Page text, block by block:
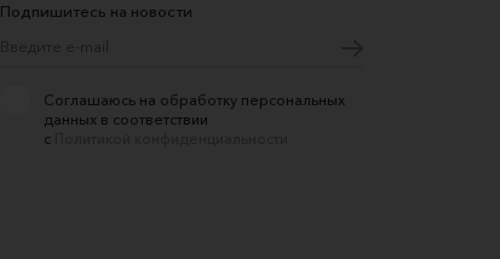
Подпишитесь на новости
Соглашаюсь на обработку персональных
данных в соответствии
с